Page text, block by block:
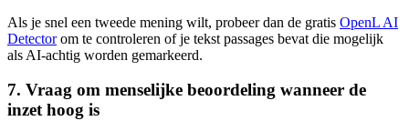
Als je snel een tweede mening wilt, probeer dan de gratis OpenL AI
Detectorom te controleren of je tekst passages bevat die mogelijk
als AI-achtig worden gemarkeerd.
7. Vraag om menselijke beoordeling wanneer de
inzet hoog is